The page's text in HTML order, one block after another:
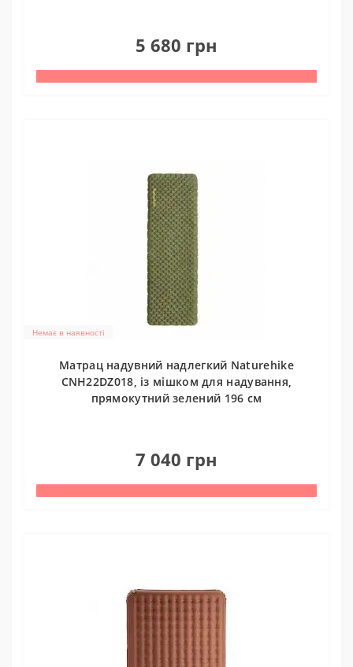
5 680 грн
Немає в наявності
Матрац надувний надлегкий Naturehike
CNH22DZ018, із мішком для надування,
прямокутний зелений 196 см
7 040 грн